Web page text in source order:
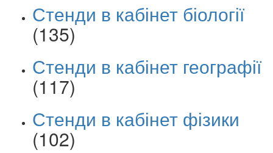
Стенди в кабінет біології
(135)
Стенди в кабінет географії
(117)
Стенди в кабінет фізики
(102)